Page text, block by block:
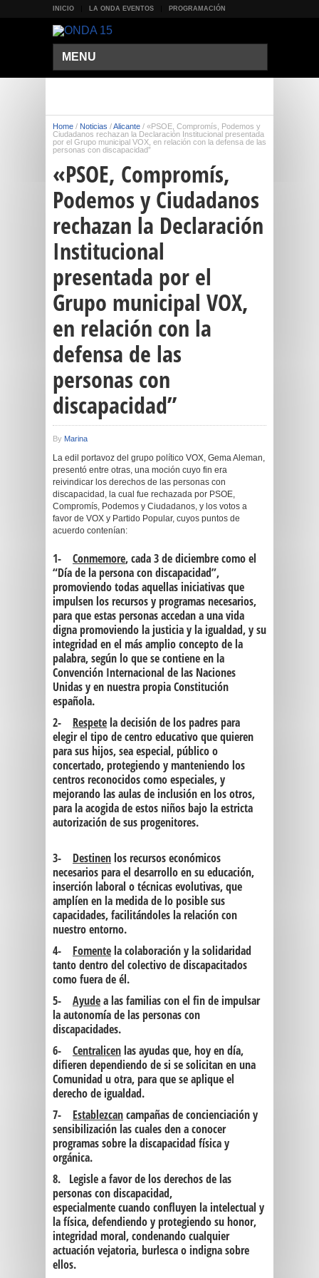
INICIO LA ONDA EVENTOS PROGRAMACIÓN
MENU
Home / Noticias /Alicante / «PSOE, Compromís, Podemos y
Ciudadanos rechazan la Declaración Institucional presentada
por el Grupo municipal VOX, en relación con la defensa de las
personas con discapacidad”
«PSOE, Compromís,
Podemos y Ciudadanos
rechazan la Declaración
Institucional
presentada por el
Grupo municipal VOX,
en relación con la
defensa de las
personas con
discapacidad”
By Marina
La edil portavoz del grupo político VOX, Gema Aleman,
presentó entre otras, una moción cuyo fin era
reivindicar los derechos de las personas con
discapacidad, la cual fue rechazada por PSOE,
Compromís, Podemos y Ciudadanos, y los votos a
favor de VOX y Partido Popular, cuyos puntos de
acuerdo contenían:
1- Conmemore, cada 3 de diciembre como el
“Día de la persona con discapacidad”,
promoviendo todas aquellas iniciativas que
impulsen los recursos y programas necesarios,
para que estas personas accedan a una vida
digna promoviendo la justicia y la igualdad, y su
integridad en el más amplio concepto de la
palabra, según lo que se contiene en la
Convención Internacional de las Naciones
Unidas y en nuestra propia Constitución
española.
2- Respete la decisión de los padres para
elegir el tipo de centro educativo que quieren
para sus hijos, sea especial, público o
concertado, protegiendo y manteniendo los
centros reconocidos como especiales, y
mejorando las aulas de inclusión en los otros,
para la acogida de estos niños bajo la estricta
autorización de sus progenitores.
3- Destinen los recursos económicos
necesarios para el desarrollo en su educación,
inserción laboral o técnicas evolutivas, que
amplíen en la medida de lo posible sus
capacidades, facilitándoles la relación con
nuestro entorno.
4- Fomente la colaboración y la solidaridad
tanto dentro del colectivo de discapacitados
como fuera de él.
5- Ayudea las familias con el fin de impulsar
la autonomía de las personas con
discapacidades.
6- Centralicen las ayudas que, hoy en día,
difieren dependiendo de si se solicitan en una
Comunidad u otra, para que se aplique el
derecho de igualdad.
7- Establezcancampañas de concienciación y
sensibilización las cuales den a conocer
programas sobre la discapacidad física y
orgánica.
8. Legisle a favor de los derechos de las
personas con discapacidad,
especialmente cuando confluyen la intelectual y
la física,defendiendo y protegiendo su honor,
integridad moral, condenando cualquier
actuación vejatoria, burlesca o indigna sobre
ellos.